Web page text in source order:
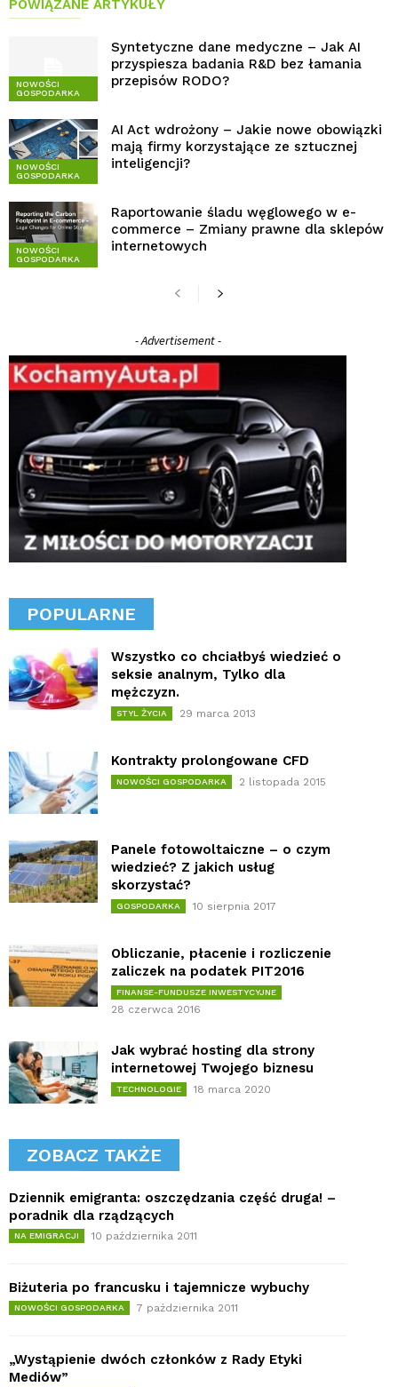
POWIĄZANE ARTYKUŁY
NOWOŚCI
GOSPODARKA
Syntetyczne dane medyczne – Jak AI
przyspiesza badania R&D bez łamania
przepisów RODO?
NOWOŚCI
GOSPODARKA
AI Act wdrożony – Jakie nowe obowiązki
mają firmy korzystające ze sztucznej
inteligencji?
NOWOŚCI
GOSPODARKA
Raportowanie śladu węglowego w e-
commerce – Zmiany prawne dla sklepów
internetowych
- Advertisement -
POPULARNE
Wszystko co chciałbyś wiedzieć o
seksie analnym, Tylko dla
mężczyzn.
STYL ŻYCIA 29 marca 2013
Kontrakty prolongowane CFD
NOWOŚCI GOSPODARKA 2 listopada 2015
Panele fotowoltaiczne – o czym
wiedzieć? Z jakich usług
skorzystać?
GOSPODARKA 10 sierpnia 2017
Obliczanie, płacenie i rozliczenie
zaliczek na podatek PIT2016
FINANSE-FUNDUSZE INWESTYCYJNE
28 czerwca 2016
Jak wybrać hosting dla strony
internetowej Twojego biznesu
TECHNOLOGIE 18 marca 2020
ZOBACZ TAKŻE
Dziennik emigranta: oszczędzania część druga! –
poradnik dla rządzących
NA EMIGRACJI 10 października 2011
Biżuteria po francusku i tajemnicze wybuchy
NOWOŚCI GOSPODARKA 7 października 2011
„Wystąpienie dwóch członków z Rady Etyki
Mediów”